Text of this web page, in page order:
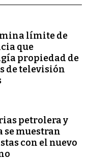
límite de
que
propiedad de
de televisión
petrolera y
se muestran
con el nuevo